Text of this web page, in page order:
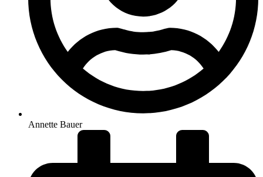
Annette Bauer